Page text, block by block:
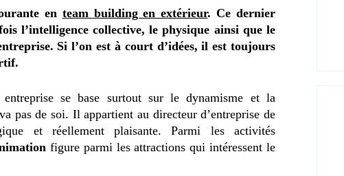
en team building en extérieur. Ce dernier
l’intelligence collective, le physique ainsi que le
Si l’on est à court d’idées, il est toujours
se base surtout sur le dynamisme et la
pas de soi. Il appartient au directeur d’entreprise de
et réellement plaisante. Parmi les activités
figure parmi les attractions qui intéressent le